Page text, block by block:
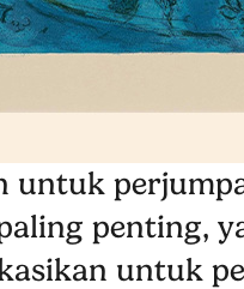
untuk
penting,
untuk